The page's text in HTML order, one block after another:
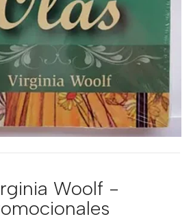
Woolf -